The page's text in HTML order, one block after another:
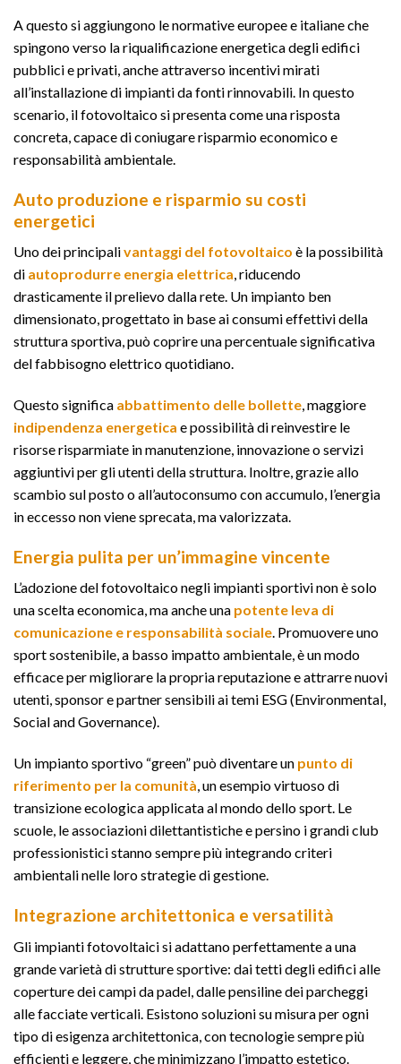
A questo si aggiungono le normative europee e italiane che
spingono verso la riqualificazione energetica degli edifici
pubblici e privati, anche attraverso incentivi mirati
all’installazione di impianti da fonti rinnovabili. In questo
scenario, il fotovoltaico si presenta come una risposta
concreta, capace di coniugare risparmio economico e
responsabilità ambientale.
Auto produzione e risparmio su costi
energetici
Uno dei principalivantaggi del fotovoltaico è la possibilità
di autoprodurre energia elettrica, riducendo
drasticamente il prelievo dalla rete. Un impianto ben
dimensionato, progettato in base ai consumi effettivi della
struttura sportiva, può coprire una percentuale significativa
del fabbisogno elettrico quotidiano.
Questo significa abbattimento delle bollette, maggiore
indipendenza energetica e possibilità di reinvestire le
risorse risparmiate in manutenzione, innovazione o servizi
aggiuntivi per gli utenti della struttura. Inoltre, grazie allo
scambio sul posto o all’autoconsumo con accumulo, l’energia
in eccesso non viene sprecata, ma valorizzata.
Energia pulita per un’immagine vincente
L’adozione del fotovoltaico negli impianti sportivi non è solo
una scelta economica, ma anche una potente leva di
comunicazione e responsabilità sociale. Promuovere uno
sport sostenibile, a basso impatto ambientale, è un modo
efficace per migliorare la propria reputazione e attrarre nuovi
utenti, sponsor e partner sensibili ai temi ESG (Environmental,
Social and Governance).
Un impianto sportivo “green” può diventare un punto di
riferimento per la comunità, un esempio virtuoso di
transizione ecologica applicata al mondo dello sport. Le
scuole, le associazioni dilettantistiche e persino i grandi club
professionistici stanno sempre più integrando criteri
ambientali nelle loro strategie di gestione.
Integrazione architettonica e versatilità
Gli impianti fotovoltaici si adattano perfettamente a una
grande varietà di strutture sportive: dai tetti degli edifici alle
coperture dei campi da padel, dalle pensiline dei parcheggi
alle facciate verticali. Esistono soluzioni su misura per ogni
tipo di esigenza architettonica, con tecnologie sempre più
efficienti e leggere, che minimizzano l’impatto estetico.